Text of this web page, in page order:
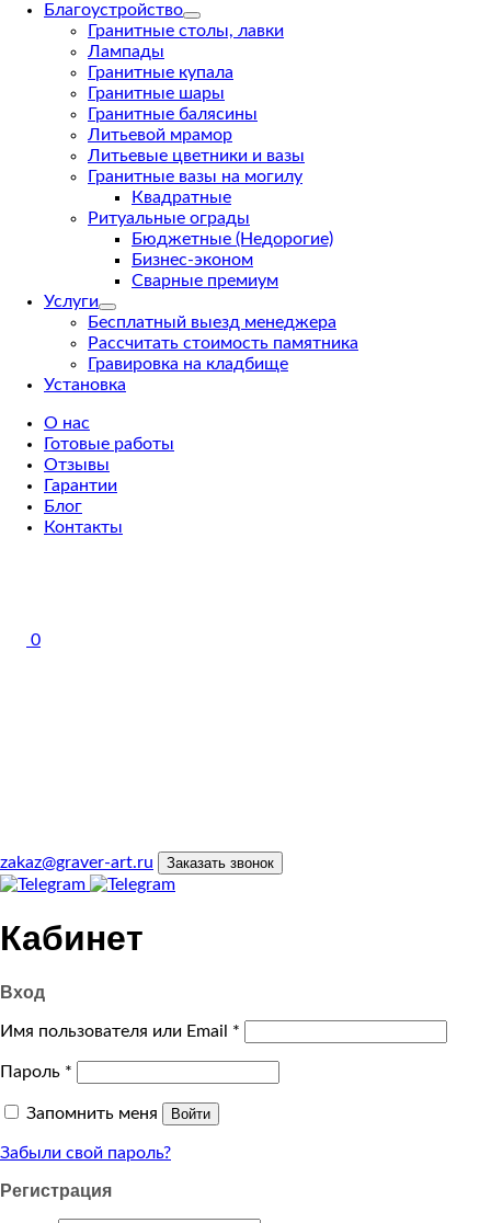
Благоустройство
Гранитные столы, лавки
Лампады
Гранитные купала
Гранитные шары
Гранитные балясины
Литьевой мрамор
Литьевые цветники и вазы
Гранитные вазы на могилу
Квадратные
Ритуальные ограды
Бюджетные (Недорогие)
Бизнес-эконом
Сварные премиум
Услуги
Бесплатный выезд менеджера
Рассчитать стоимость памятника
Гравировка на кладбище
Установка
О нас
Готовые работы
Отзывы
Гарантии
Блог
Контакты
0
zakaz@graver-art.ru Заказать звонок
Кабинет
Вход
Имя пользователя или Email *
Пароль *
Запомнить меня Войти
Забыли свой пароль?
Регистрация